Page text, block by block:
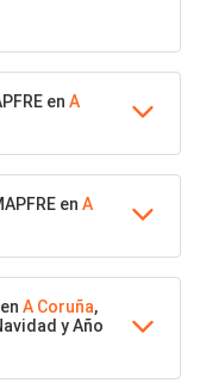
en A
en A
A Coruña,
y Año